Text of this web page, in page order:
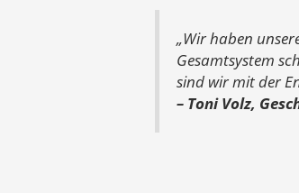
„Wir haben
Gesamtsystem
sind wir mit der
– Toni Volz,